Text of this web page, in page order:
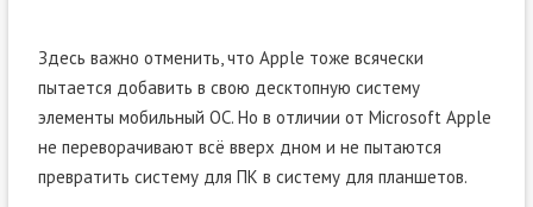
Здесь важно отменить, что Apple тоже всячески
пытается добавить в свою десктопную систему
элементы мобильный ОС. Но в отличии от Microsoft Apple
не переворачивают всё вверх дном и не пытаются
превратить систему для ПК в систему для планшетов.